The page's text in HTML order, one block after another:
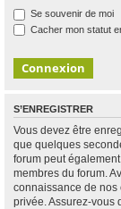
Se souvenir de moi
Cacher mon statut
S’ENREGISTRER
Vous devez être
que quelques
forum peut
membres du forum.
connaissance de nos
privée. Assurez-vous